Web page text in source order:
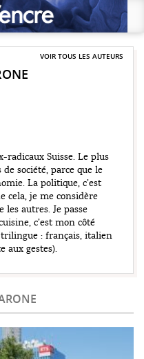
VOIR TOUS LES AUTEURS
radicaux Suisse. Le plus
société, parce que le
La politique, c’est
cela, je me considère
les autres. Je passe
c’est mon côté
trilingue : français, italien
aux gestes).